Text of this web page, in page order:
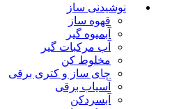
نوشیدنی ساز
قهوه ساز
آبمیوه گیر
آب مرکبات گیر
مخلوط کن
چای ساز و کتری برقی
آسیاب برقی
آبسردکن